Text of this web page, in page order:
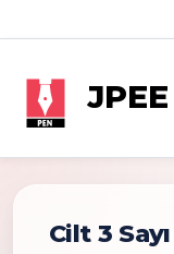
JPEE
Cilt 3 Sayı